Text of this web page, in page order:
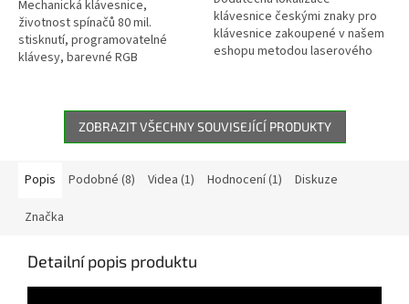
Mechanická klávesnice,
životnost spínačů 80 mil.
stisknutí, programovatelné
klávesy, barevné RGB
konstrukce, drážka pro...
klávesnice českými znaky pro
klávesnice zakoupené v našem
eshopu metodou laserového
ZOBRAZIT VŠECHNY SOUVISEJÍCÍ PRODUKTY
Popis Podobné (8) Videa (1) Hodnocení (1) Diskuze
Značka
Detailní popis produktu